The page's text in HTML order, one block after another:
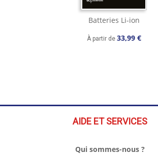
Batteries Li-ion
À partir de 33,99 €
AIDE ET SERVICES
Qui sommes-nous ?